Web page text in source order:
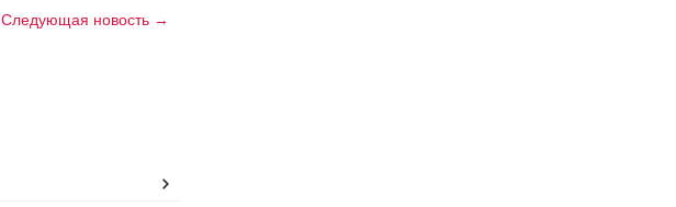
Следующая новость →